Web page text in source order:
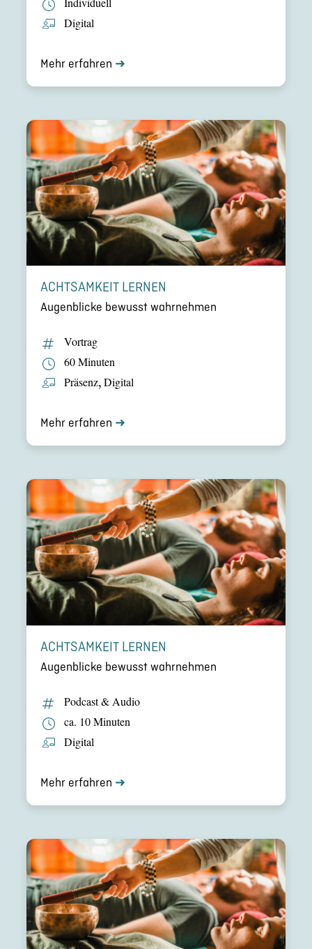
Digital
Mehr erfahren ➜
ACHTSAM­KEIT LERNEN
Augen­bli­cke bewusst wahrneh­men
Vortrag
60 Minuten
Präsenz,Digital
Mehr erfahren ➜
ACHTSAM­KEIT LERNEN
Augen­bli­cke bewusst wahrneh­men
Podcast & Audio
ca. 10 Minuten
Digital
Mehr erfahren ➜